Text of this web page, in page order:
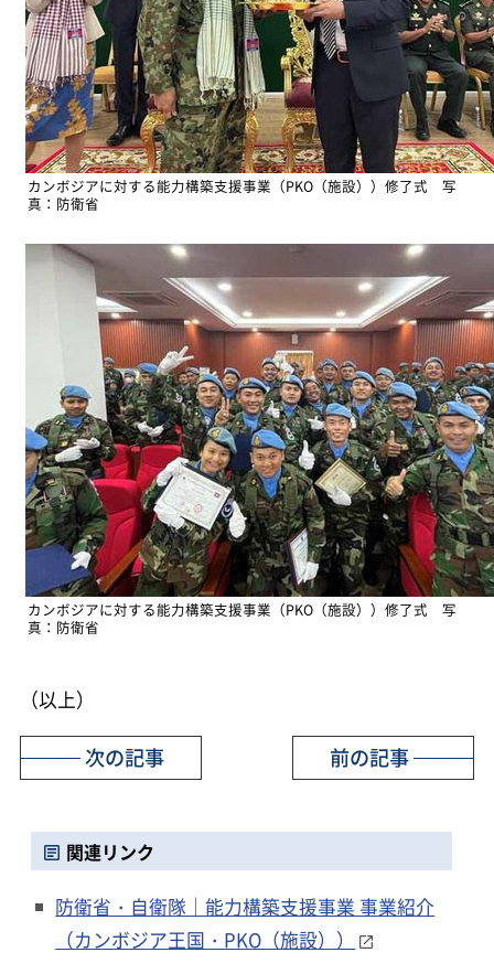
カンボジアに対する能力構築支援事業（PKO（施設））修了式 写
真：防衛省
カンボジアに対する能力構築支援事業（PKO（施設））修了式 写
真：防衛省
（以上）
前の記事
次の記事
関連リンク
防衛省・自衛隊｜能力構築支援事業 事業紹介
（カンボジア王国・PKO（施設））